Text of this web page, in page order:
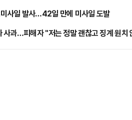
사일 발사…42일 만에 미사일 도발
사과…피해자 "저는 정말 괜찮고 징계 원치